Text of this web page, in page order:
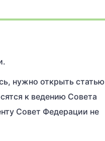
нужно открыть статью
к ведению Совета
Совет Федерации не